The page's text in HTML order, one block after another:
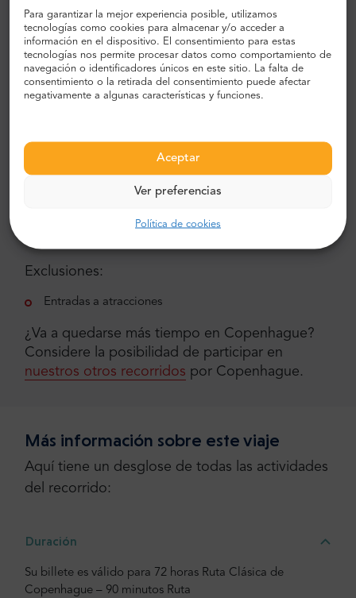
Para garantizar la mejor experiencia posible, utilizamos
tecnologías como cookies para almacenar y/o acceder a
información en el dispositivo. El consentimiento para estas
tecnologías nos permite procesar datos como comportamiento de
navegación o identificadores únicos en este sitio. La falta de
consentimiento o la retirada del consentimiento puede afectar
negativamente a algunas características y funciones.
Aceptar
Ver preferencias
Política de cookies
Planetario
Royal Copenhagen Outlet
Zoo de Copenhague
Inclusiones:
Exclusiones:
Entradas a atracciones
¿Va a quedarse más tiempo en Copenhague?
Considere la posibilidad de participar en
nuestros otros recorridos por Copenhague.
Más información sobre este viaje
Aquí tiene un desglose de todas las actividades
del recorrido:
Duración
Su billete es válido para 72 horas Ruta Clásica de
Copenhague – 90 minutos Ruta